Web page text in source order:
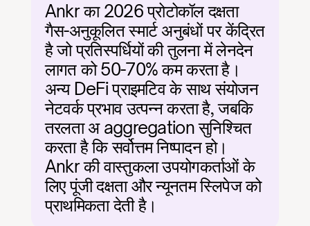
Ankr का 2026 प्रोटोकॉल दक्षता
गैस-अनुकूलित स्मार्ट अनुबंधों पर केंद्रित
है जो प्रतिस्पर्धियों की तुलना में लेनदेन
लागत को 50-70% कम करता है।
अन्य DeFi प्राइमटिव के साथ संयोजन
नेटवर्क प्रभाव उत्पन्न करता है, जबकि
तरलता अ aggregation सुनिश्चित
करता है कि सर्वोत्तम निष्पादन हो।
Ankr की वास्तुकला उपयोगकर्ताओं के
लिए पूंजी दक्षता और न्यूनतम स्लिपेज को
प्राथमिकता देती है।